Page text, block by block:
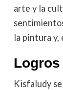
arte y la
la pintura
Kisfaludy